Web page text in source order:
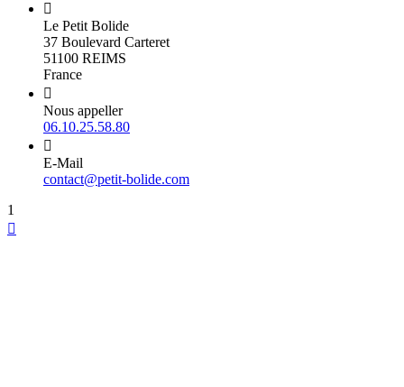

Le Petit Bolide
37 Boulevard Carteret
51100 REIMS
France

Nous appeller
06.10.25.58.80

E-Mail
contact@petit-bolide.com
1
